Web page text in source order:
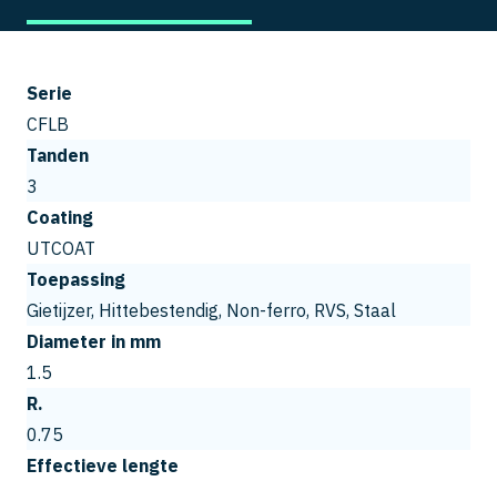
Serie
CFLB
Tanden
3
Coating
UTCOAT
Toepassing
Gietijzer, Hittebestendig, Non-ferro, RVS, Staal
Diameter in mm
1.5
R.
0.75
Effectieve lengte